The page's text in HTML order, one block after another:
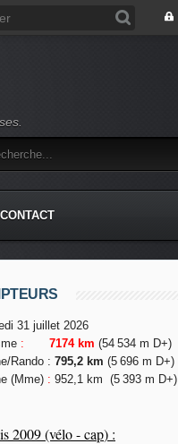
CONTACT
31 juillet 2026
: 7174 km (54 534 m D+)
Rando : 795,2 km (5 696 m D+)
(Mme) : 952,1 km (5 393 m D+)
2009 (vélo - cap) :